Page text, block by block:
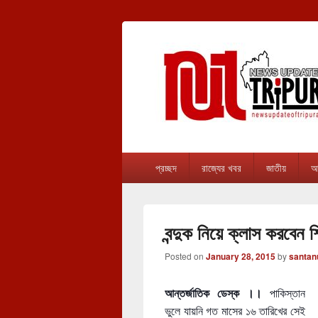
প্রচ্ছদ রাজ্যের খবর জাতীয়
বন্দুক নিয়ে ক্লাস করবেন
Posted on January 28, 2015by
আন্তর্জাতিক ডেস্ক ।।
পাকিস্তান
ভুলে যায়নি গত মাসের ১৬ তারিখের সেই